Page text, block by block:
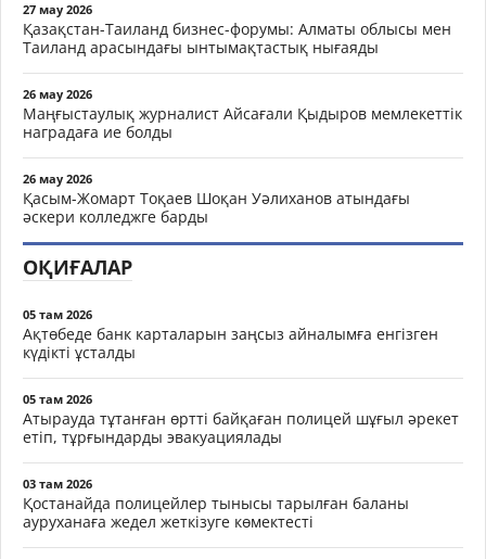
27 мау 2026
Қазақстан-Таиланд бизнес-форумы: Алматы облысы мен
Таиланд арасындағы ынтымақтастық нығаяды
26 мау 2026
Маңғыстаулық журналист Айсағали Қыдыров мемлекеттік
наградаға ие болды
26 мау 2026
Қасым-Жомарт Тоқаев Шоқан Уәлиханов атындағы
әскери колледжге барды
ОҚИҒАЛАР
05 там 2026
Ақтөбеде банк карталарын заңсыз айналымға енгізген
күдікті ұсталды
05 там 2026
Атырауда тұтанған өртті байқаған полицей шұғыл әрекет
етіп, тұрғындарды эвакуациялады
03 там 2026
Қостанайда полицейлер тынысы тарылған баланы
ауруханаға жедел жеткізуге көмектесті